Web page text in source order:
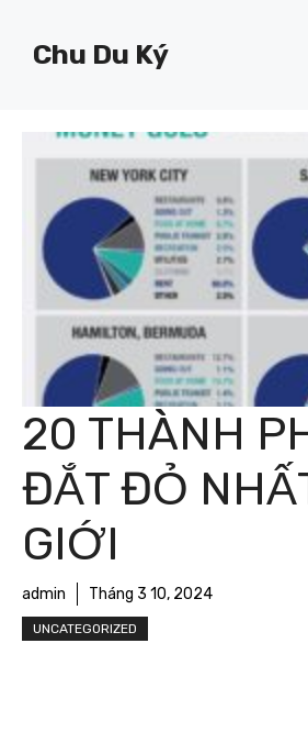
Chu Du Ký
20 THÀNH
ĐẮT ĐỎ
GIỚI
admin Tháng 3 10, 2024
UNCATEGORIZED